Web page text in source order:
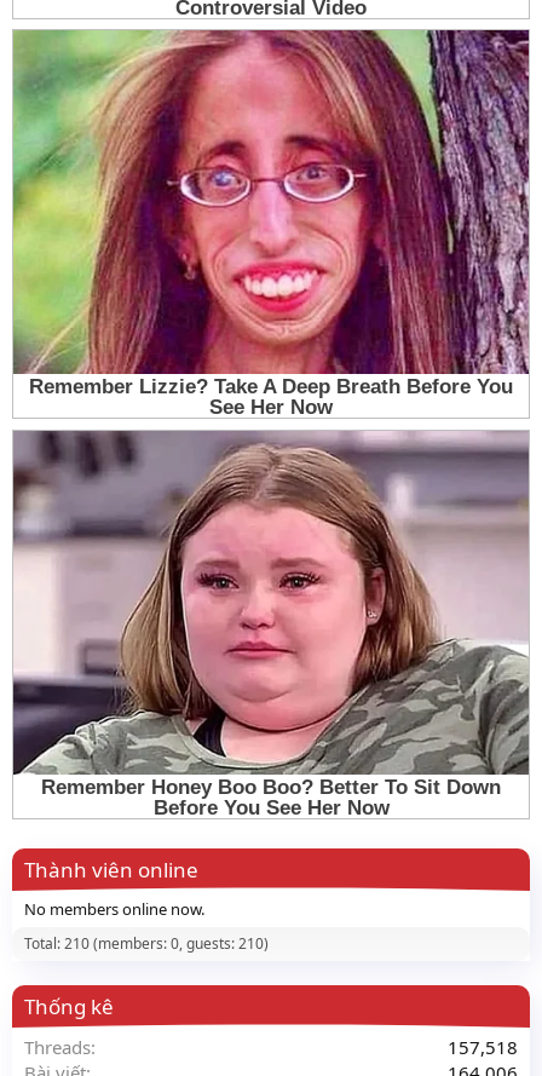
Thành viên online
No members online now.
Total: 210 (members: 0, guests: 210)
Thống kê
Threads
157,518